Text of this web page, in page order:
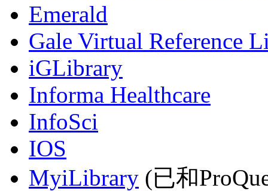
Emerald
Gale Virtual Reference
iGLibrary
Informa Healthcare
InfoSci
IOS
MyiLibrary (已和